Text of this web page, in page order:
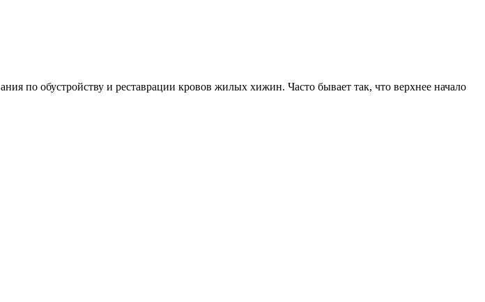
по обустройству и реставрации кровов жилых хижин. Часто бывает так, что верхнее начало